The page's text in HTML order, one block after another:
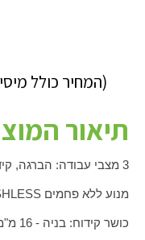
(המחיר כולל
תיאור
3 מצבי עבודה: הברגה, קידוח, קידוח + רטיטה
מנוע ללא פחמים
כושר קידוח: בניה - 16 מ"מ, ברזל - 13 מ"מ, עץ - 50 מ"מ